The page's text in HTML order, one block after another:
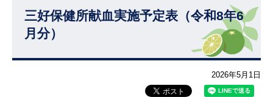
三好保健所献血実施予定表（令和8年6
月分）
2026年5月1日